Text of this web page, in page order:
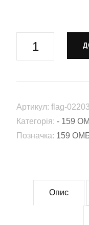
159-
Окрема
бригада
(159
ОМБр)
кількість
Артикул: flag-02203
Категорія: - 159
Позначка: 159
Опис